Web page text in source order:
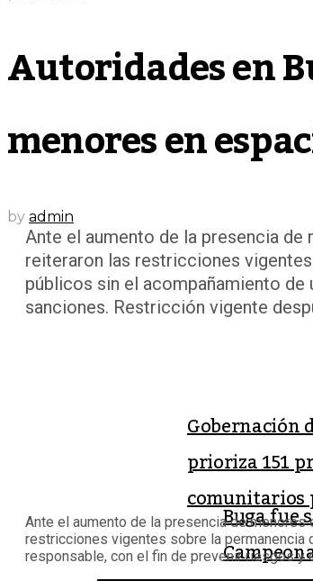
Autoridades en
menores en
by admin
Ante el aumento de la presencia de
reiteraron las restricciones
públicos sin el acompañamiento
sanciones. Restricción vigente
Gobernación
prioriza 151
comunitarios
Buga fue
Ante el aumento de la presencia de
restricciones vigentes sobre la
responsable, con el fin de prevenir riesgos y